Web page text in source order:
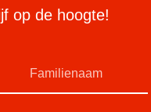
op de hoogte!